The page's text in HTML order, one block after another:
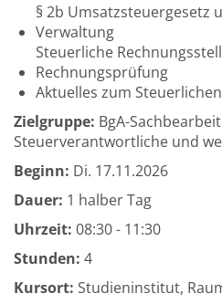
§ 2b Umsatzsteuergesetz
Verwaltung
Steuerliche
Rechnungsprüfung
Aktuelles zum
Zielgruppe: BgA-
Steuerverantwortliche und
Beginn: Di. 17.11.2026
Dauer: 1 halber Tag
Uhrzeit: 08:30 - 11:30
Stunden: 4
Kursort: Studieninstitut,